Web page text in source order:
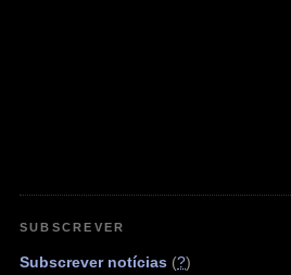
SUBSCREVER
Subscrever notícias (?)